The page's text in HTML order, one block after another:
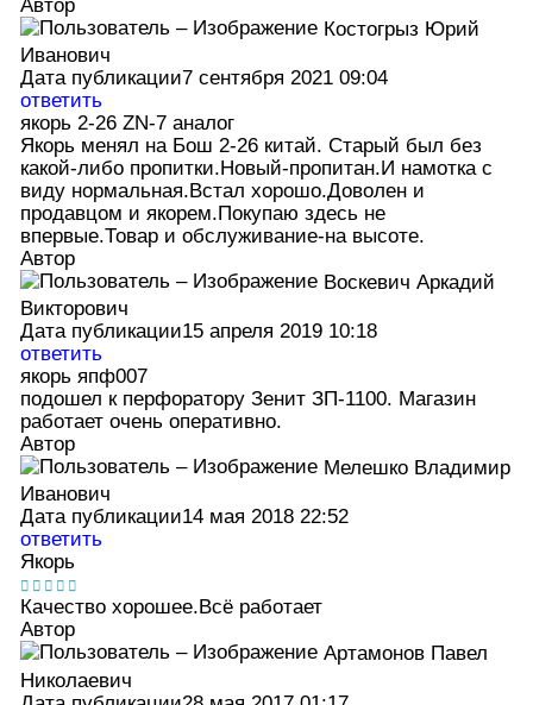
Автор
Костогрыз Юрий
Иванович
Дата публикации7 сентября 2021 09:04
ответить
якорь 2-26 ZN-7 аналог
Якорь менял на Бош 2-26 китай. Старый был без
какой-либо пропитки.Новый-пропитан.И намотка с
виду нормальная.Встал хорошо.Доволен и
продавцом и якорем.Покупаю здесь не
впервые.Товар и обслуживание-на высоте.
Автор
Воскевич Аркадий
Викторович
Дата публикации15 апреля 2019 10:18
ответить
якорь япф007
подошел к перфоратору Зенит ЗП-1100. Магазин
работает очень оперативно.
Автор
Мелешко Владимир
Иванович
Дата публикации14 мая 2018 22:52
ответить
Якорь
Качество хорошее.Всё работает
Автор
Артамонов Павел
Николаевич